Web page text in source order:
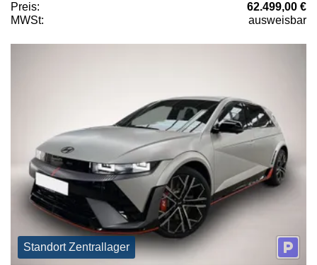
Preis:
62.499,00 €
MWSt:
ausweisbar
Standort Zentrallager